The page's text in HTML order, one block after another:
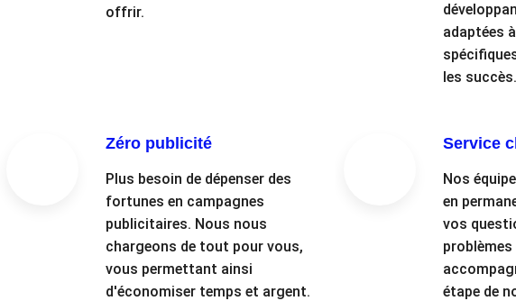
offrir.
adaptées
les succès.
Zéro publicité
Plus besoin de dépenser des
fortunes en campagnes
publicitaires. Nous nous
chargeons de tout pour vous,
vous permettant ainsi
d'économiser temps et argent.
Service
Nos
en
vos
étape de